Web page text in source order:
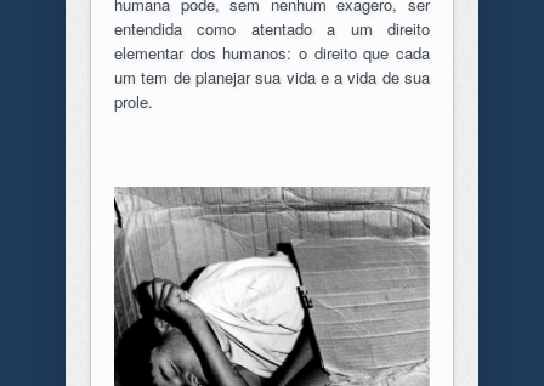
entendida como atentado a um direito
elementar dos humanos: o direito que cada
um tem de planejar sua vida e a vida de sua
prole.